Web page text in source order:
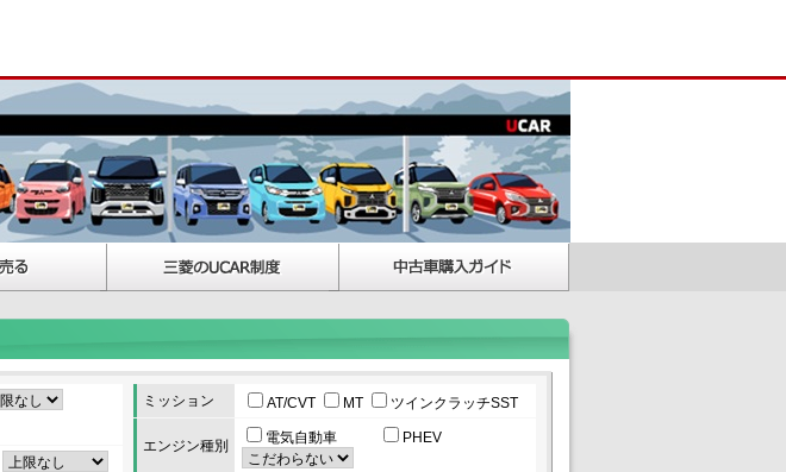
ミッション AT/CVT MT ツインクラッチSST
エンジン種別 電気自動車 PHEV